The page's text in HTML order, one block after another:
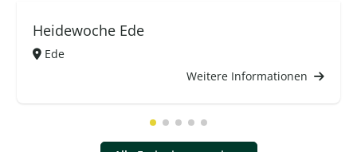
Heidewoche Ede
Ede
Weitere Informationen